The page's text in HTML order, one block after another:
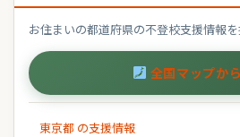
お住まいの都道府県の不登校支援情報
全国マップか
東京都 の支援情報